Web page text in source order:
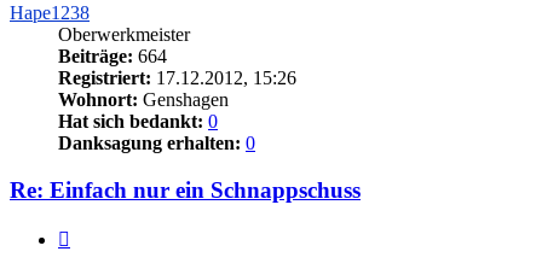
Hape1238
Oberwerkmeister
Beiträge: 664
Registriert: 17.12.2012, 15:26
Wohnort: Genshagen
Hat sich bedankt: 0
Danksagung erhalten: 0
Re: Einfach nur ein Schnappschuss